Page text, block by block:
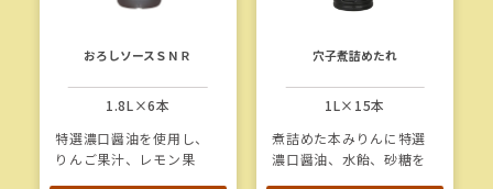
おろしソースＳＮＲ
1.8L×6本
特選濃口醤油を使用し、
りんご果汁、レモン果
穴子煮詰めたれ
1L×15本
煮詰めた本みりんに特選
濃口醤油、水飴、砂糖を